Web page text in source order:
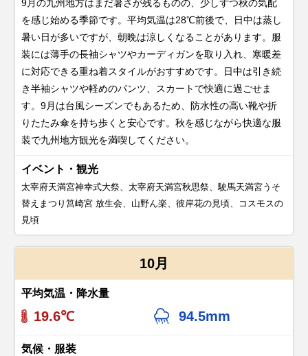
9月の九州地方はまだ暑さが残るものの、少しずつ秋の気配
を感じ始める季節です。平均気温は28℃前後で、日中は蒸し
暑い日が多いですが、朝晩は涼しくなることがあります。服
装には薄手の長袖シャツやカーディガンを取り入れ、寒暖差
に対応できる重ね着スタイルがおすすめです。日中は引き続
き半袖シャツや軽めのパンツ、スカートで快適に過ごせま
す。9月は台風シーズンでもあるため、防水性の高い靴や折
りたたみ傘を持ち歩くと安心です。秋を感じながら快適な服
装で九州地方観光を満喫してください。
イベント・観光
太宰府天満宮神幸式大祭、太宰府天満宮秋思祭、駛馬天満宮うそ
替えまつり筥崎宮 放生会、山野ん楽、彼岸花の見頃、コスモスの
見頃
10月
平均気温・降水量
19.6℃ 94.5mm
気候・服装